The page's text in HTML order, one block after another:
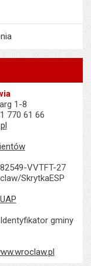
1-8
770 61 66
VVTFT-27
SkrytkaESP
gminy